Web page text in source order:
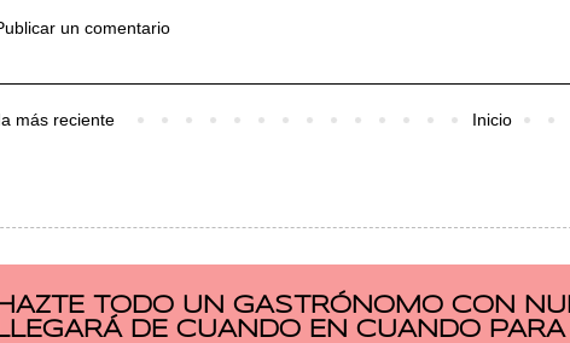
un comentario
más reciente Inicio
TODO UN GASTRÓNOMO CON
DE CUANDO EN CUANDO